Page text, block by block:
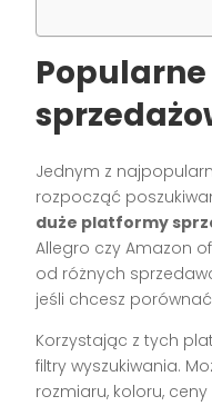
Jednym z
rozpocząć
duże platformy
Allegro czy Amazon
od różnych
jeśli chcesz
Korzystając z tych
filtry wyszukiwania.
rozmiaru, koloru,